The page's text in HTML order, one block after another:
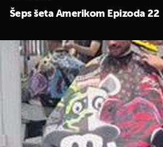
Šeps šeta Amerikom Epizoda 22